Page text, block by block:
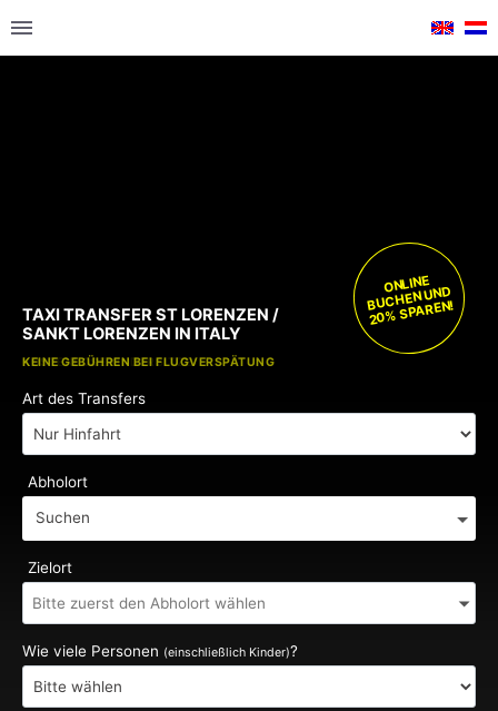
KOSTENLOSE KINDERSITZE
KEINE GEBÜHREN BEI FLUGVERSPÄTUNG
TAXI TRANSFER ST LORENZEN /
SANKT LORENZEN IN ITALY
ONLINE
BUCHEN UND
20% SPAREN!
Art des Transfers
Abholort
Suchen
Zielort
Wie viele Personen (einschließlich Kinder)?